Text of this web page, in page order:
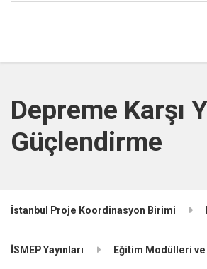
Depreme Karşı
Güçlendirme
İstanbul Proje Koordinasyon Birimi
İSMEP Yayınları Eğitim Modülleri